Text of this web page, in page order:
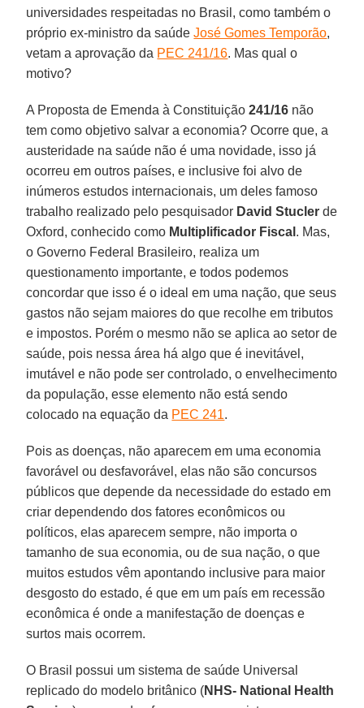
universidades respeitadas no Brasil, como também o
próprio ex-ministro da saúdeJosé Gomes Temporão,
vetam a aprovação da PEC 241/16. Mas qual o
motivo?
A Proposta de Emenda à Constituição241/16 não
tem como objetivo salvar a economia? Ocorre que, a
austeridade na saúde não é uma novidade, isso já
ocorreu em outros países, e inclusive foi alvo de
inúmeros estudos internacionais, um deles famoso
trabalho realizado pelo pesquisador David Stucler de
Oxford, conhecido como Multiplificador Fiscal . Mas,
o Governo Federal Brasileiro, realiza um
questionamento importante, e todos podemos
concordar que isso é o ideal em uma nação, que seus
gastos não sejam maiores do que recolhe em tributos
e impostos. Porém o mesmo não se aplica ao setor de
saúde, pois nessa área há algo que é inevitável,
imutável e não pode ser controlado, o envelhecimento
da população, esse elemento não está sendo
colocado na equação da PEC 241.
Pois as doenças, não aparecem em uma economia
favorável ou desfavorável, elas não são concursos
públicos que depende da necessidade do estado em
criar dependendo dos fatores econômicos ou
políticos, elas aparecem sempre, não importa o
tamanho de sua economia, ou de sua nação, o que
muitos estudos vêm apontando inclusive para maior
desgosto do estado, é que em um país em recessão
econômica é onde a manifestação de doenças e
surtos mais ocorrem.
O Brasil possui um sistema de saúde Universal
replicado do modelo britânico (NHS- National Health